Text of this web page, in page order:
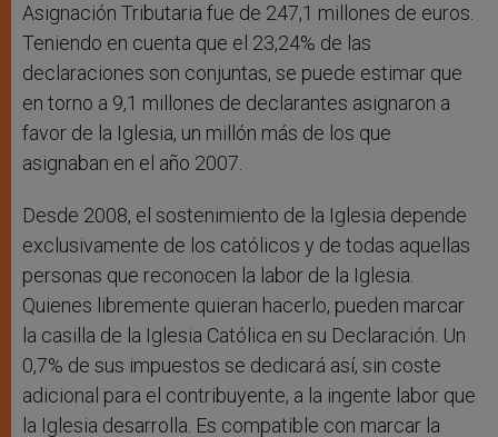
Asignación Tributaria fue de 247,1 millones de euros.
Teniendo en cuenta que el 23,24% de las
declaraciones son conjuntas, se puede estimar que
en torno a 9,1 millones de declarantes asignaron a
favor de la Iglesia, un millón más de los que
asignaban en el año 2007.
Desde 2008, el sostenimiento de la Iglesia depende
exclusivamente de los católicos y de todas aquellas
personas que reconocen la labor de la Iglesia.
Quienes libremente quieran hacerlo, pueden marcar
la casilla de la Iglesia Católica en su Declaración. Un
0,7% de sus impuestos se dedicará así, sin coste
adicional para el contribuyente, a la ingente labor que
la Iglesia desarrolla. Es compatible con marcar la